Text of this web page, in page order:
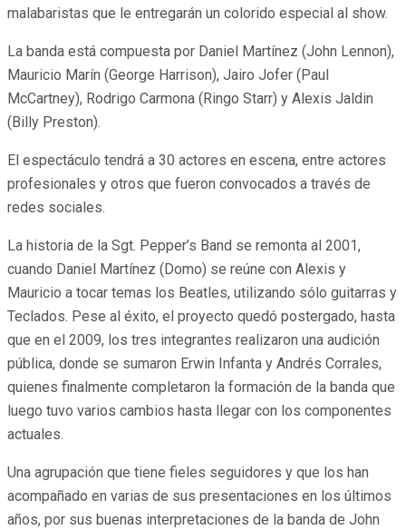
malabaristas que le entregarán un colorido especial al show.
La banda está compuesta por Daniel Martínez (John Lennon),
Mauricio Marín (George Harrison), Jairo Jofer (Paul
McCartney), Rodrigo Carmona (Ringo Starr) y Alexis Jaldin
(Billy Preston).
El espectáculo tendrá a 30 actores en escena, entre actores
profesionales y otros que fueron convocados a través de
redes sociales.
La historia de la Sgt. Pepper’s Band se remonta al 2001,
cuando Daniel Martínez (Domo) se reúne con Alexis y
Mauricio a tocar temas los Beatles, utilizando sólo guitarras y
Teclados. Pese al éxito, el proyecto quedó postergado, hasta
que en el 2009, los tres integrantes realizaron una audición
pública, donde se sumaron Erwin Infanta y Andrés Corrales,
quienes finalmente completaron la formación de la banda que
luego tuvo varios cambios hasta llegar con los componentes
actuales.
Una agrupación que tiene fieles seguidores y que los han
acompañado en varias de sus presentaciones en los últimos
años, por sus buenas interpretaciones de la banda de John